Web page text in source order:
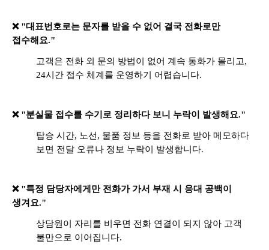
❌ "대표번호로는 문자를 받을 수 없어 결국 전화로만
접수해요."
고객은 전화 외 문의 방법이 없어 계속 통화가 몰리고,
24시간 접수 체계를 운영하기 어렵습니다.
❌ "분실물 접수를 수기로 정리하다 보니 누락이 발생해요."
탑승 시간, 노선, 물품 정보 등을 전화로 받아 메모하다
보면 전달 오류나 정보 누락이 발생합니다.
❌ "특정 담당자에게만 전화가 가서 부재 시 응대 공백이
생겨요."
상담원이 자리를 비우면 전화 연결이 되지 않아 고객
불만으로 이어집니다.